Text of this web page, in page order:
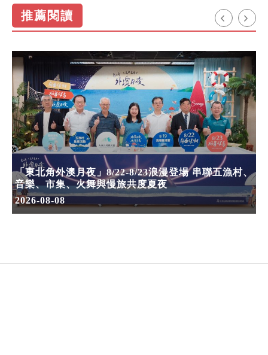
推薦閱讀
「東北角外澳月夜」8/22-8/23浪漫登場 串聯五漁村、
音樂、市集、火舞與慢旅共度夏夜
2026-08-08